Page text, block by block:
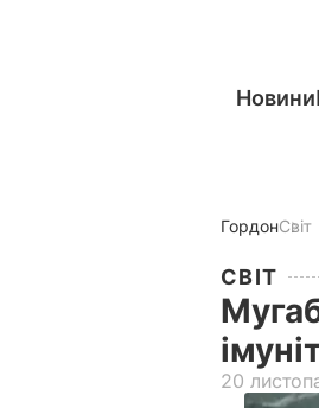
Новини
ГордонСвіт
СВІТ
20